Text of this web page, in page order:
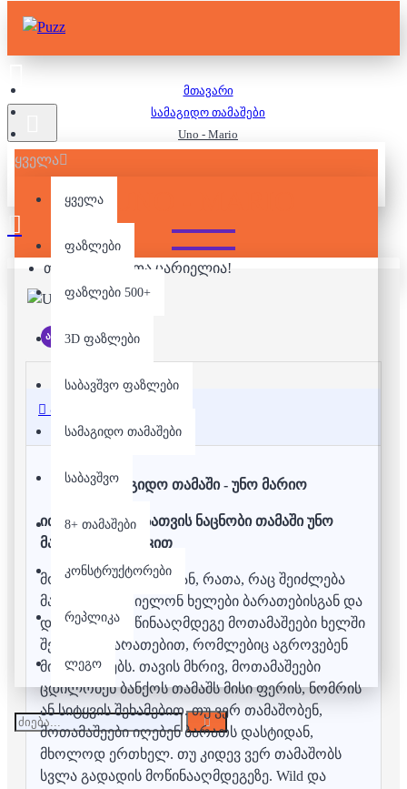
ყველა
ყველა
ფაზლები
ფაზლები 500+
3D ფაზლები
საბავშვო ფაზლები
სამაგიდო თამაშები
საბავშვო
8+ თამაშები
კონსტრუქტორები
რეპლიკა
ლეგო
თქვენი კალათა ცარიელია!
მთავარი
სამაგიდო თამაშები
Uno - Mario
არ არის მარაგში
აღწერა
სამაგიდო თამაში - უნო მარიო
ითამაშე ყველასათვის ნაცნობი თამაში უნო
მარიოს თემატიკით
მოთამაშეები იბრძვიან, რათა, რაც შეიძლება
მალე დაიცარიელონ ხელები ბარათებისგან და
დაიჭირონ მოწინააღმდეგე მოთამაშეები ხელში
შემხმარი ბარათებით, რომლებიც აგროვებენ
მინუს ქულებს. თავის მხრივ, მოთამაშეები
ცდილობენ ბანქოს თამაშს მისი ფერის, ნომრის
ან სიტყვის შეხამებით. თუ ვერ თამაშობენ,
მოთამაშეები იღებენ ბარათს დასტიდან,
მხოლოდ ერთხელ. თუ კიდევ ვერ თამაშობს
სვლა გადადის მოწინააღმდეგეზე. Wild და